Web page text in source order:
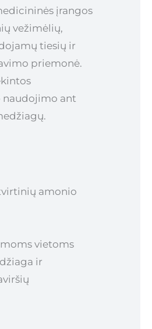
įrangos
vežimėlių,
tiesių ir
priemonė.
naudojimo ant
amonio
vietoms
ir